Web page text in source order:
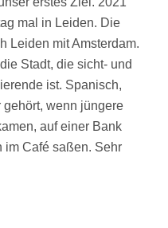
mal in Leiden. Die
Leiden mit Amsterdam.
Stadt, die sicht- und
ist. Spanisch,
wenn jüngere
auf einer Bank
im Café saßen. Sehr